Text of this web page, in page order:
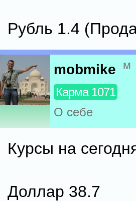
Рубль 1.4
mobmike м
Карма 1071
О себе
Курсы на
Доллар 38.7